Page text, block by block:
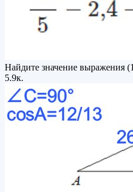
Найдите значение выражения
5.9к.